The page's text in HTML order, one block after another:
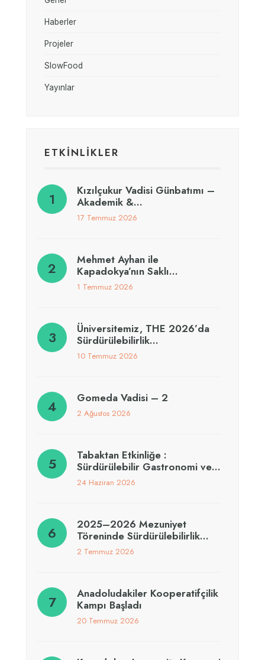
Haberler
Projeler
SlowFood
Yayınlar
ETKİNLİKLER
Kızılçukur Vadisi Günbatımı –
Akademik &…
17 Temmuz 2026
Mehmet Ayhan ile
Kapadokya’nın Saklı…
1 Temmuz 2026
Üniversitemiz, THE 2026’da
Sürdürülebilirlik…
10 Temmuz 2026
Gomeda Vadisi – 2
2 Ağustos 2026
Tabaktan Etkinliğe :
Sürdürülebilir Gastronomi ve…
24 Haziran 2026
2025–2026 Mezuniyet
Töreninde Sürdürülebilirlik…
2 Temmuz 2026
Anadoludakiler Kooperatifçilik
Kampı Başladı
20 Temmuz 2026